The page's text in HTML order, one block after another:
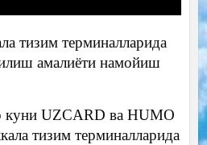
тизим терминалларида
амалиёти намойиш
куни UZCARD ва HUMO
тизим терминалларида